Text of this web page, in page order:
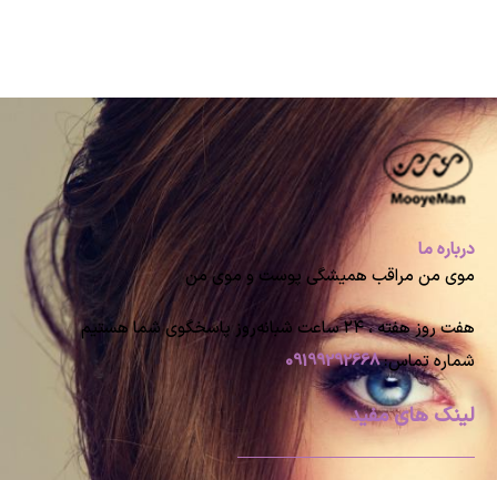
درباره ما
موی من مراقب همیشگی پوست و موی من
هفت روز هفته ، ۲۴ ساعت شبانه‌روز پاسخگوی شما هستیم
شماره تماس:09199292668
لینک های مفید